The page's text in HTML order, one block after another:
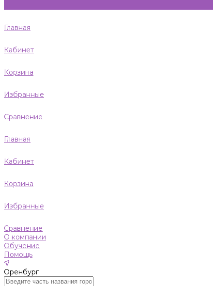
Главная
Кабинет
Корзина
Избранные
Сравнение
Главная
Кабинет
Корзина
Избранные
Сравнение
О компании
Обучение
Помощь
Оренбург